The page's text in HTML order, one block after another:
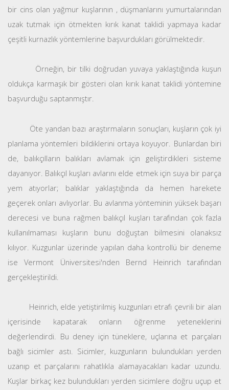
bir cins olan yağmur kuşlarının , düşmanlarını yumurtalarından
uzak tutmak için ötmekten kırık kanat taklidi yapmaya kadar
çeşitli kurnazlık yöntemlerine başvurdukları görülmektedir.
Örneğin, bir tilki doğrudan yuvaya yaklaştığında kuşun
oldukça karmaşık bir gösteri olan kırık kanat taklidi yöntemine
başvurduğu saptanmıştır.
Öte yandan bazı araştırmaların sonuçları, kuşların çok iyi
planlama yöntemleri bildiklerini ortaya koyuyor. Bunlardan biri
de, balıkçılların balıkları avlamak için geliştirdikleri sisteme
dayanıyor. Balıkçıl kuşları avlarını elde etmek için suya bir parça
yem atıyorlar; balıklar yaklaştığında da hemen harekete
geçerek onları avlıyorlar. Bu avlanma yönteminin yüksek başarı
derecesi ve buna rağmen balıkçıl kuşları tarafından çok fazla
kullanılmaması kuşların bunu doğuştan bilmesini olanaksız
kılıyor. Kuzgunlar üzerinde yapılan daha kontrollü bir deneme
ise Vermont Üniversitesi'nden Bernd Heinrich tarafından
gerçekleştirildi.
Heinrich, elde yetiştirilmiş kuzgunları etrafı çevrili bir alan
içerisinde kapatarak onların öğrenme yeteneklerini
değerlendirdi. Bu deney için tüneklere, uçlarına et parçaları
bağlı sicimler astı. Sicimler, kuzgunların bulundukları yerden
uzanıp et parçalarını rahatlıkla alamayacakları kadar uzundu.
Kuşlar birkaç kez bulundukları yerden sicimlere doğru uçup et